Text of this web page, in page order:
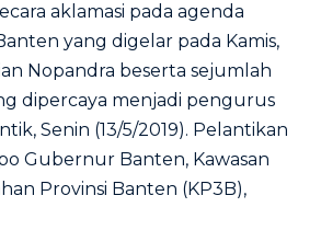
aklamasi pada agenda
yang digelar pada Kamis,
Nopandra beserta sejumlah
dipercaya menjadi pengurus
Senin (13/5/2019). Pelantikan
Gubernur Banten, Kawasan
Provinsi Banten (KP3B),